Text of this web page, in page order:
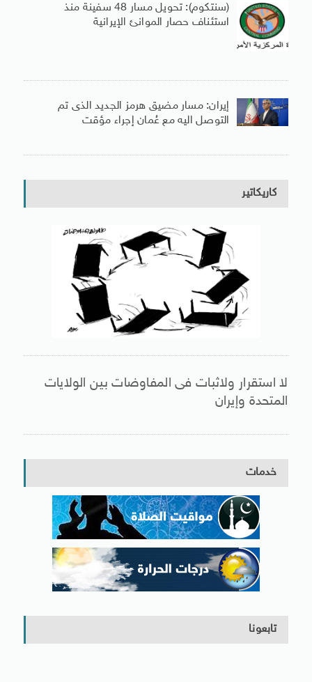
(سنتكوم): تحويل مسار 48 سفينة منذ
استئناف حصار الموانئ الإيرانية
إيران: مسار مضيق هرمز الجديد الذى تم
التوصل اليه مع عُمان إجراء مؤقت
كاريكاتير
لا استقرار ولاثبات فى المفاوضات بين الولايات
المتحدة وإيران
خدمات
تابعونا